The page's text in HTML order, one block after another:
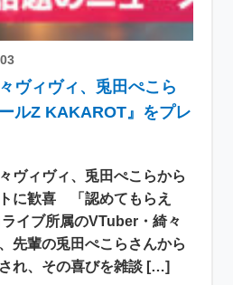
ヴィヴィ、兎田ぺこら
ルZ KAKAROT』をプレ
ヴィヴィ、兎田ぺこらから
に歓喜 「認めてもらえ
イブ所属のVTuber・綺々
先輩の兎田ぺこらさんから
れ、その喜びを雑談 […]